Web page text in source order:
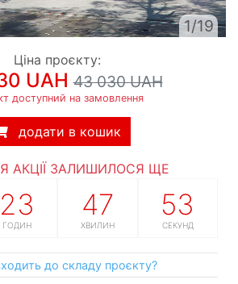
1/19
Ціна проєкту:
UAH43 030 UAH
доступний на замовлення
додати в кошик
АКЦІЇ ЗАЛИШИЛОСЯ ЩЕ
23
ГОДИН
47
ХВИЛИН
52
СЕКУНД
до складу проєкту?